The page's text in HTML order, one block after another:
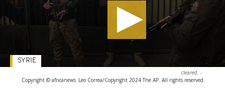
cleared -
Copyright © africanews Leo Correa/Copyright 2024 The AP. All rights reserved.
SYRIE